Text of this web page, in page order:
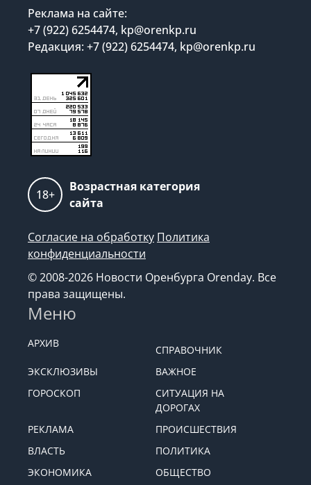
Реклама на сайте:
+7 (922) 6254474, kp@orenkp.ru
Редакция: +7 (922) 6254474, kp@orenkp.ru
18+
Возрастная категория
сайта
Согласие на обработку Политика
конфиденциальности
© 2008-2026 Новости Оренбурга Orenday. Все
права защищены.
Меню
АРХИВ
СПРАВОЧНИК
ЭКСКЛЮЗИВЫ
ВАЖНОЕ
ГОРОСКОП
СИТУАЦИЯ НА
ДОРОГАХ
РЕКЛАМА
ПРОИСШЕСТВИЯ
ВЛАСТЬ
ПОЛИТИКА
ЭКОНОМИКА
ОБЩЕСТВО